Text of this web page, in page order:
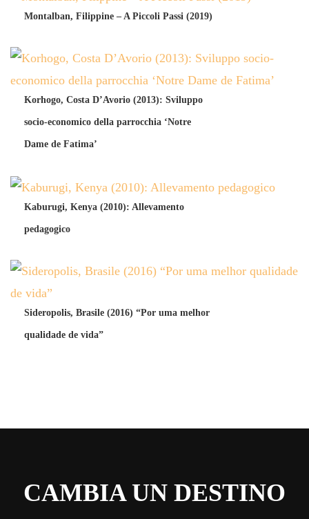
Montalban, Filippine – A Piccoli Passi (2019)
Korhogo, Costa D’Avorio (2013): Sviluppo
socio-economico della parrocchia ‘Notre
Dame de Fatima’
Kaburugi, Kenya (2010): Allevamento
pedagogico
Sideropolis, Brasile (2016) “Por uma melhor
qualidade de vida”
CAMBIA UN DESTINO